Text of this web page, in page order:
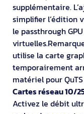
supplémentaire.
simplifier l’édition
le passthrough
utilise la carte
temporairement
matériel pour
Cartes réseau 10/
Activez le débit